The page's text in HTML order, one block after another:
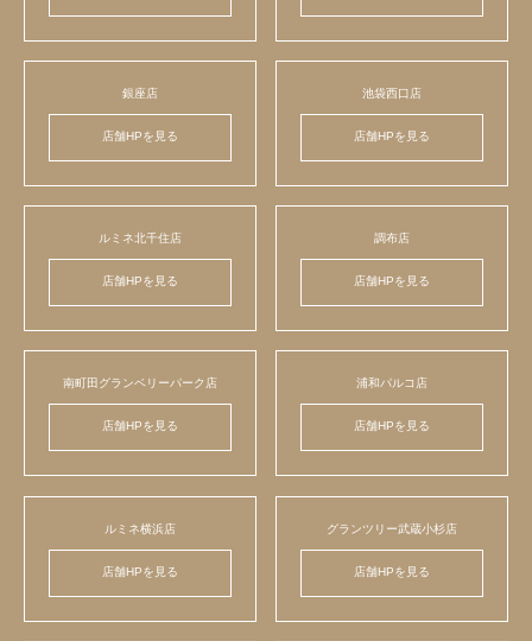
銀座店
店舗HPを見る
池袋西口店
店舗HPを見る
ルミネ北千住店
店舗HPを見る
調布店
店舗HPを見る
南町田グランベリーパーク店
店舗HPを見る
浦和パルコ店
店舗HPを見る
ルミネ横浜店
店舗HPを見る
グランツリー武蔵小杉店
店舗HPを見る